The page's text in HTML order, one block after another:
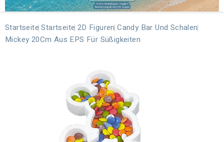
Startseite Startseite 2D Figuren Candy Bar Und Schalen
Mickey 20Cm Aus EPS Für Süßigkeiten